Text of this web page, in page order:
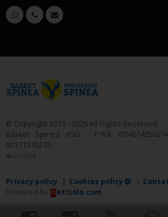
© Copyright 2015 - 2026 All Rights Reserved
Basket Spinea ASD - P.IVA
90171370274
Rel ID L1C15
Privacy policy Cookies policy
Powered by
ettiolo.com